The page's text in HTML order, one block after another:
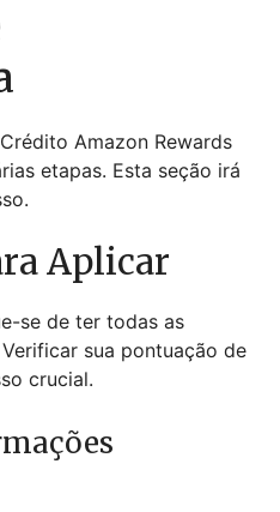
Amazon Rewards
etapas. Esta seção irá
Aplicar
se de ter todas as
sua pontuação de
crucial.